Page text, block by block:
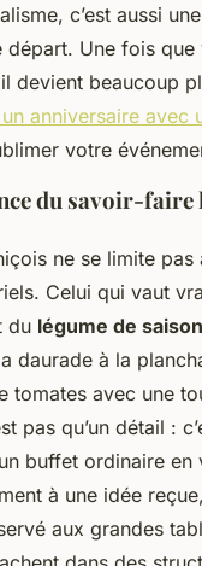
c’est aussi
départ. Une fois
il devient beaucoup
anniversaire avec
votre
du savoir-faire
ne se limite pas
Celui qui vaut
du légume de saison
daurade à la
tomates avec une
pas qu’un détail :
buffet ordinaire en
à une idée
aux grandes